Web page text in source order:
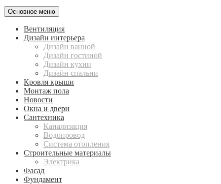
Основное меню
Вентиляция
Дизайн интерьера
Дизайн ванной
Дизайн гостиной
Дизайн кухни
Дизайн спальни
Кровля крыши
Монтаж пола
Новости
Окна и двери
Сантехника
Канализация
Водопровод
Система отопления
Строительные материалы
Электрика
Фасад
Фундамент